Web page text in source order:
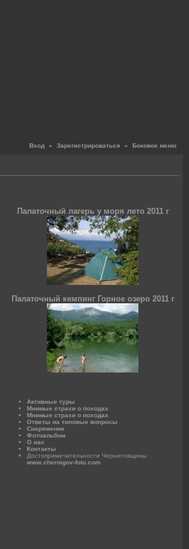
Вход « Зарегистрироваться « Боковое меню
Палаточный лагерь у моря лето 2011 г
Палаточный кемпинг Горное озеро 2011 г
Активные туры
Мнимые страхи о походах
Мнимые страхи о походах
Ответы на типовые вопросы
Снаряжение
Фотоальбом
О нас
Контакты
Достопримечательности Черниговщины
www.chernigov-foto.com